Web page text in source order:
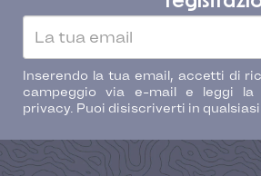
Inserendo la tua email, accetti di
campeggio via e-mail e leggi la
privacy. Puoi disiscriverti in